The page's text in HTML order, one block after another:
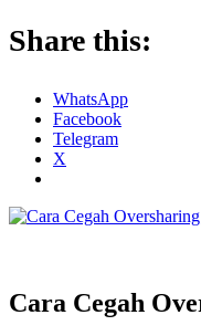
Share this:
WhatsApp
Facebook
Telegram
X
Cara Cegah